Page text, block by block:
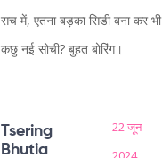
सच में, एतना बड़का सिडी बना कर भी
कछु नई सोची? बुहत बोरिंग।
Tsering
Bhutia
22 जून